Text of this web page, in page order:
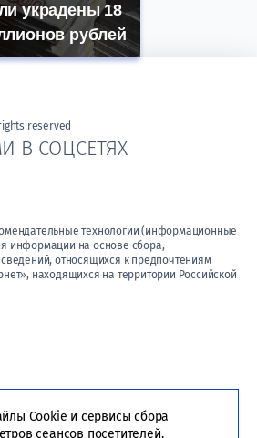
украдены 18
рублей
В СОЦСЕТЯХ
технологии (информационные
информации на основе сбора,
относящихся к предпочтениям
находящихся на территории Российской
reserved
Cookie и сервисы сбора
сеансов посетителей.